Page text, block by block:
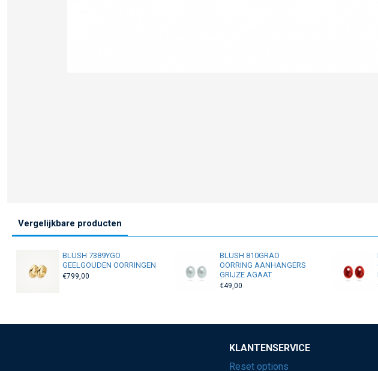
Vergelijkbare producten
BLUSH 7389YGO
GEELGOUDEN OORRINGEN
€799,00
BLUSH 810GRAO
OORRING AANHANGERS
GRIJZE AGAAT
€49,00
KLANTENSERVICE
Reset options